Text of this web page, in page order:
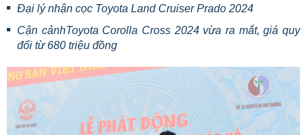
Đại lý nhận cọc Toyota Land Cruiser Prado 2024
Cận cảnhToyota Corolla Cross 2024 vừa ra mắt, giá quy
đổi từ 680 triệu đồng